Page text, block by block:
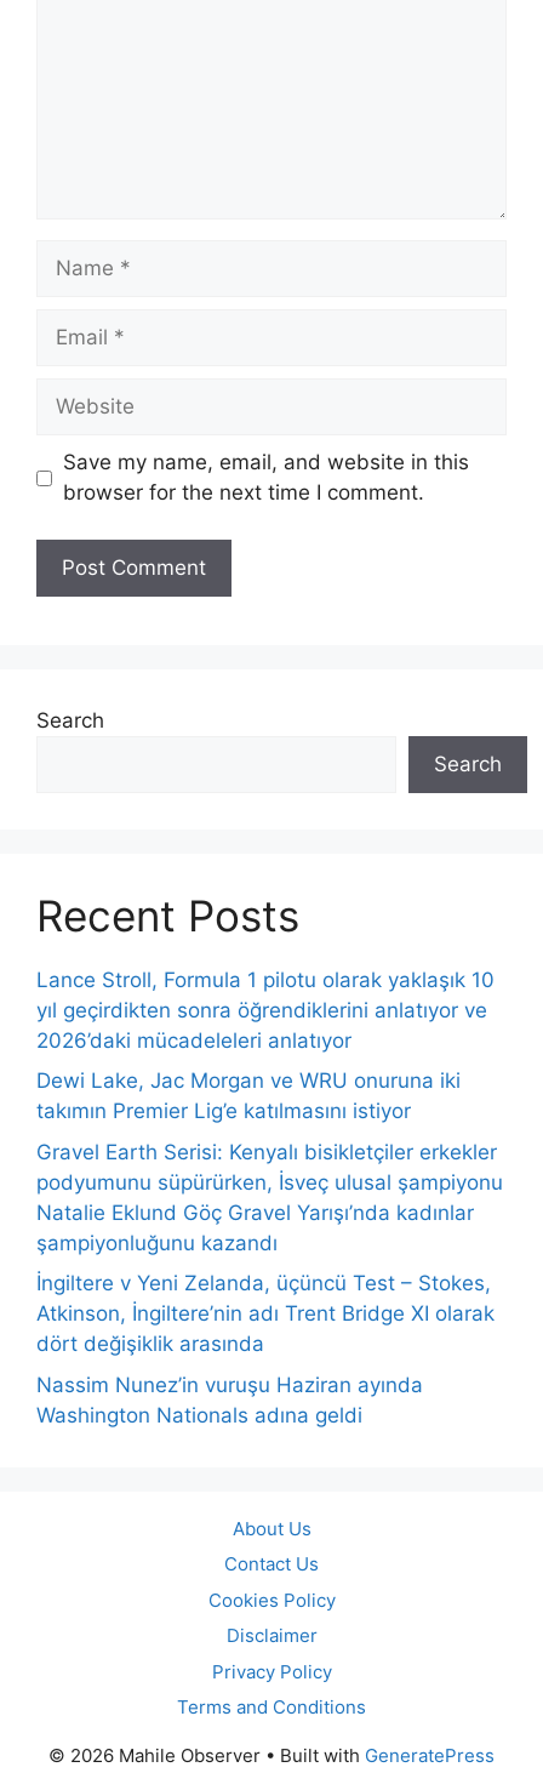
Name
Email
Website
Save my name, email, and website in this
browser for the next time I comment.
Search
Search
Recent Posts
Lance Stroll, Formula 1 pilotu olarak yaklaşık 10
yıl geçirdikten sonra öğrendiklerini anlatıyor ve
2026’daki mücadeleleri anlatıyor
Dewi Lake, Jac Morgan ve WRU onuruna iki
takımın Premier Lig’e katılmasını istiyor
Gravel Earth Serisi: Kenyalı bisikletçiler erkekler
podyumunu süpürürken, İsveç ulusal şampiyonu
Natalie Eklund Göç Gravel Yarışı’nda kadınlar
şampiyonluğunu kazandı
İngiltere v Yeni Zelanda, üçüncü Test – Stokes,
Atkinson, İngiltere’nin adı Trent Bridge XI olarak
dört değişiklik arasında
Nassim Nunez’in vuruşu Haziran ayında
Washington Nationals adına geldi
About Us
Contact Us
Cookies Policy
Disclaimer
Privacy Policy
Terms and Conditions
© 2026 Mahile Observer • Built with GeneratePress